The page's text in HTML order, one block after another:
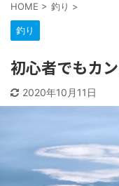
HOME > 釣り >
釣り
初心者でもカ
2020年10月11日